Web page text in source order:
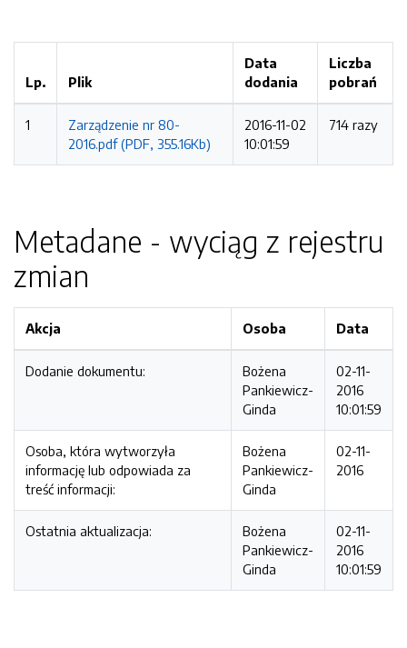
Lp. Plik
Data
dodania
Liczba
pobrań
1
Zarządzenie nr 80-
2016.pdf (PDF, 355.16Kb)
2016-11-02
10:01:59
714 razy
Metadane - wyciąg z rejestru
zmian
Akcja Osoba Data
Dodanie dokumentu:
Bożena
Pankiewicz-
Ginda
02-11-
2016
10:01:59
Osoba, która wytworzyła
informację lub odpowiada za
treść informacji:
Bożena
Pankiewicz-
Ginda
02-11-
2016
Ostatnia aktualizacja:
Bożena
Pankiewicz-
Ginda
02-11-
2016
10:01:59